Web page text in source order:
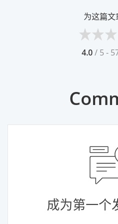
为这篇文
4.0/ 5 -
成为第一个